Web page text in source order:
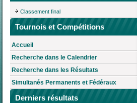
Classement final
Tournois et Compétitions
Accueil
Recherche dans le Calendrier
Recherche dans les Résultats
Simultanés Permanents et Fédéraux
Derniers résultats